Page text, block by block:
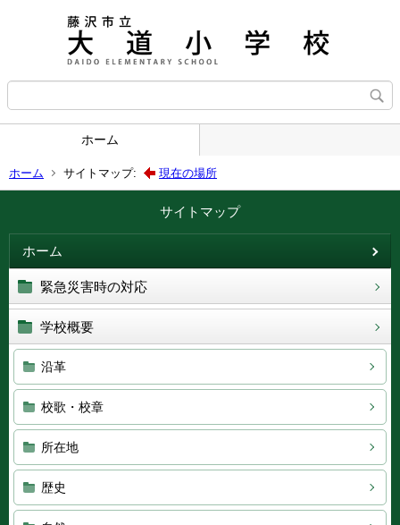
ホーム
ホーム サイトマップ: 現在の場所
サイトマップ
ホーム
緊急災害時の対応
学校概要
沿革
校歌・校章
所在地
歴史